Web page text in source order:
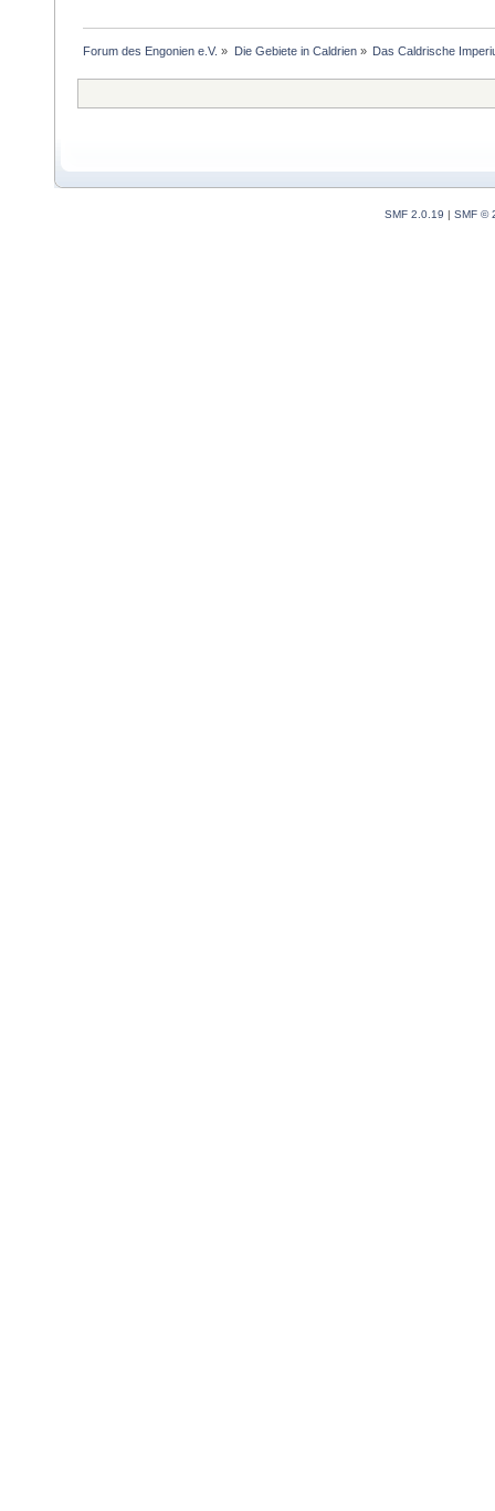
Forum des Engonien e.V. » Die Gebiete in Caldrien» Das Caldrische
SMF 2.0.19 | SMF ©